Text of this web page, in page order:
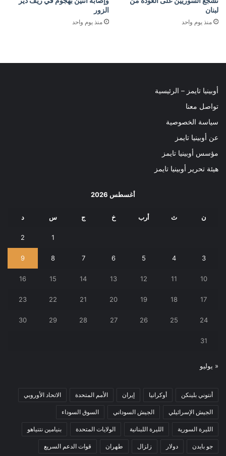
لبنان
منذ يوم واحد
الزور
منذ يوم واحد
أوبينيا تايمز – الرئيسية
تواصل معنا
سياسة الخصوصية
عن أوبينيا تايمز
مؤسس أوبينيا تايمز
هيئة تحرير أوبينيا تايمز
أغسطس 2026
ن ث أرب خ ج س د
1
2
3
4
5
6
7
8
9
10
11
12
13
14
15
16
17
18
19
20
21
22
23
24
25
26
27
28
29
30
31
« يوليو
أنتوني بلينكن أوكرانيا إيران الأمم المتحدة الاتحاد الأوروبي
الجيش الإسرائيلي الجيش السوداني السوق السوداء
الليرة السورية الليرة اللبنانية الولايات المتحدة بنيامين نتنياهو
جو بايدن دولار زلزال طهران قوات الدعم السريع